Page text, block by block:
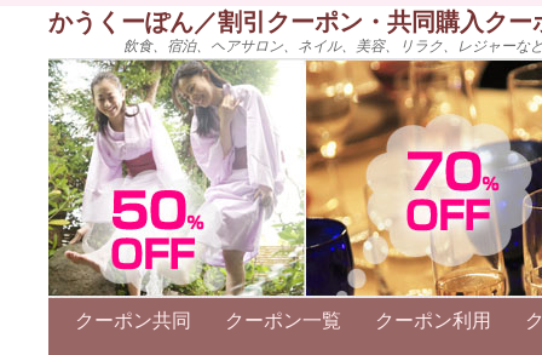
かうくーぽん／割引クーポン・共同購入ク
飲食、宿泊、ヘアサロン、ネイル、美容、リラク、レジャー
クーポン共同 クーポン一覧 クーポン利用